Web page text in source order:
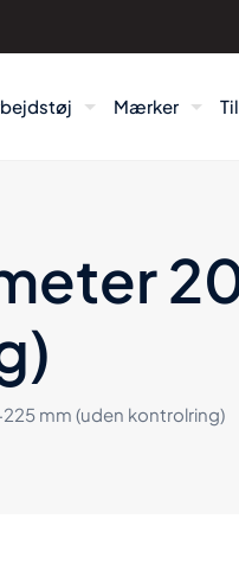
Mærker
mm (uden kontrolring)